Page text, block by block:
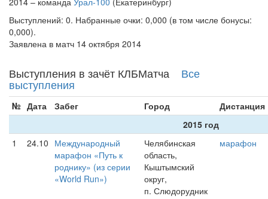
Выступлений: 0. Набранные очки: 0,000 (в том числе бонусы:
0,000).
Заявлена в матч 14 октября 2014
Выступления в зачёт КЛБМатча Все
выступления
№ Дата Забег Город
Дистанция
2015 год
1
24.10 Международный
марафон «Путь к
роднику» (из серии
«World Run»)
Челябинская
область,
Кыштымский
округ,
п. Слюдорудник
марафон